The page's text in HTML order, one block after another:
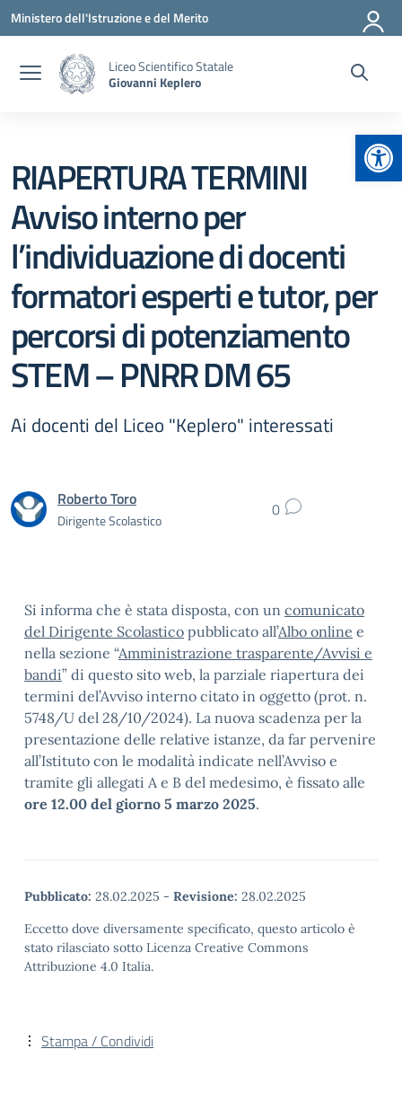
Vai ai contenuti
Vai al menu di navigazione
Vai al footer
Ministero dell'Istruzione e del Merito
Liceo Scientifico Statale
Giovanni Keplero
RIAPERTURA TERMINI
Avviso interno per
l’individuazione di docenti
formatori esperti e tutor, per
percorsi di potenziamento
STEM – PNRR DM 65
Ai docenti del Liceo "Keplero" interessati
Roberto Toro
Dirigente Scolastico 0
Si informa che è stata disposta, con un comunicato
del Dirigente Scolastico pubblicato all’Albo online e
nella sezione “Amministrazione trasparente/Avvisi e
bandi” di questo sito web, la parziale riapertura dei
termini del’Avviso interno citato in oggetto (prot. n.
5748/U del 28/10/2024). La nuova scadenza per la
presentazione delle relative istanze, da far pervenire
all’Istituto con le modalità indicate nell’Avviso e
tramite gli allegati A e B del medesimo, è fissato alle
ore 12.00 del giorno 5 marzo 2025.
Pubblicato: 28.02.2025 - Revisione: 28.02.2025
Eccetto dove diversamente specificato, questo articolo è
stato rilasciato sotto Licenza Creative Commons
Attribuzione 4.0 Italia.
Stampa / Condividi